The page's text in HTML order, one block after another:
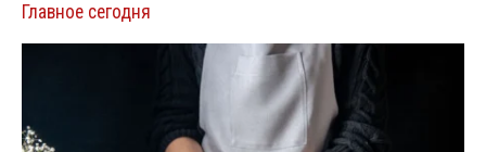
Главное сегодня